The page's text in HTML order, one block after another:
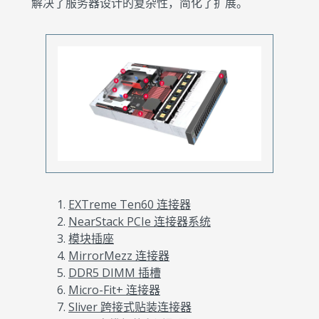
EXTreme Ten60 连接器
NearStack PCIe 连接器系统
模块插座
MirrorMezz 连接器
DDR5 DIMM 插槽
Micro-Fit+ 连接器
Sliver 跨接式贴装连接器